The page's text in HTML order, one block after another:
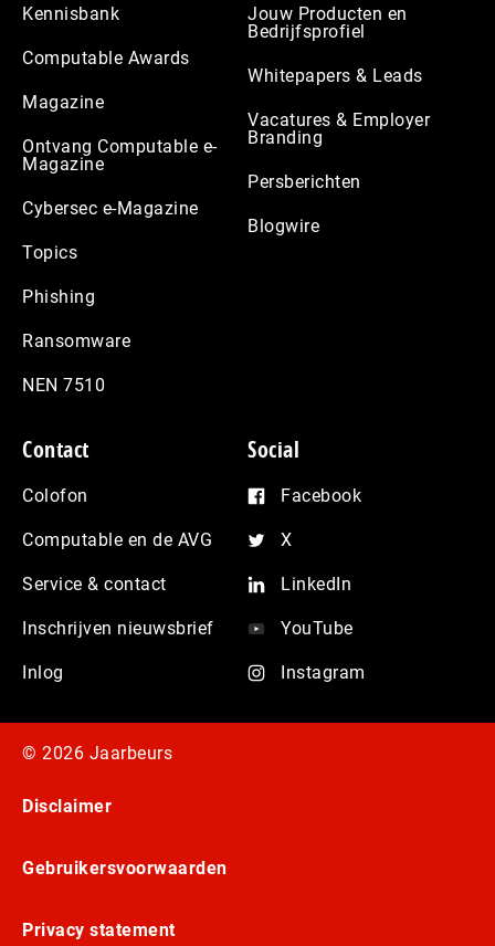
Kennisbank
Computable Awards
Magazine
Ontvang Computable e-
Magazine
Cybersec e-Magazine
Topics
Phishing
Ransomware
NEN 7510
Jouw Producten en
Bedrijfsprofiel
Whitepapers & Leads
Vacatures & Employer
Branding
Persberichten
Blogwire
Contact
Colofon
Computable en de AVG
Service & contact
Inschrijven nieuwsbrief
Inlog
Social
Facebook
X
LinkedIn
YouTube
Instagram
© 2026 Jaarbeurs
Disclaimer
Gebruikersvoorwaarden
Privacy statement